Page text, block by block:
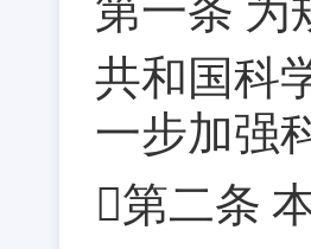
第一条 为
共和国科
一步加强
第二条